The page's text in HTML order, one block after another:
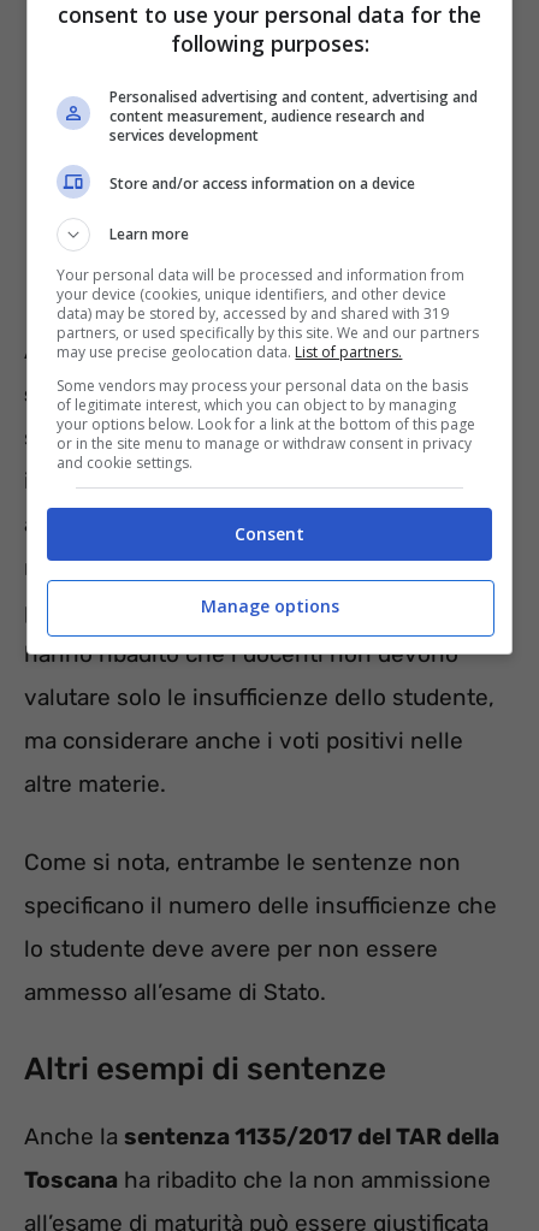
Anche il TAR della Puglia , con la recente
sentenza numero 741 del 2022, ha
sottolineato che non bastano due
insufficienze per giustificare la mancata
ammissione all’esame. Purché nelle altre
materie lo studente abbia un punteggio
pieno. Insomma, in questo caso, i giudici
hanno ribadito che i docenti non devono
valutare solo le insufficienze dello studente,
ma considerare anche i voti positivi nelle
altre materie.
Come si nota, entrambe le sentenze non
specificano il numero delle insufficienze che
lo studente deve avere per non essere
ammesso all’esame di Stato.
Altri esempi di sentenze
Anche la sentenza 1135/2017 del TAR della
Toscana ha ribadito che la non ammissione
all’esame di maturità può essere giustificata
consent to use your personal data for the
following purposes:
Personalised advertising and content, advertising and
content measurement, audience research and
services development
Store and/or access information on a device
Learn more
Your personal data will be processed and information from
your device (cookies, unique identifiers, and other device
data) may be stored by, accessed by and shared with 319
partners, or used specifically by this site. We and our partners
may use precise geolocation data. List of partners.
Some vendors may process your personal data on the basis
of legitimate interest, which you can object to by managing
your options below. Look for a link at the bottom of this page
or in the site menu to manage or withdraw consent in privacy
and cookie settings.
Consent
Manage options